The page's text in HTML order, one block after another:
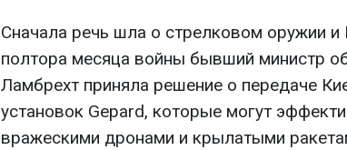
Сначала речь шла о стрелковом оружии
полтора месяца войны бывший министр
Ламбрехт приняла решение о передаче
установок Gepard, которые могут
вражескими дронами и крылатыми